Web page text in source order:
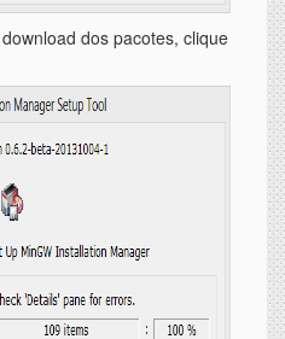
dos pacotes, clique